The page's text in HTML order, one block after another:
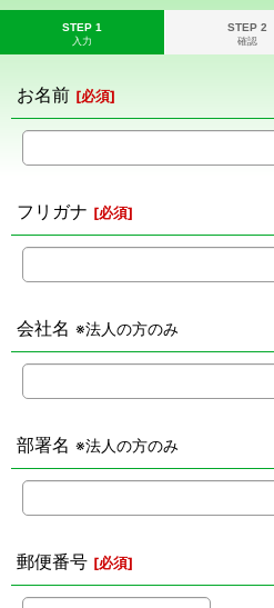
STEP 1
入力
STEP 2
確認
お名前 [必須]
フリガナ [必須]
会社名 ※法人の方のみ
部署名 ※法人の方のみ
郵便番号 [必須]